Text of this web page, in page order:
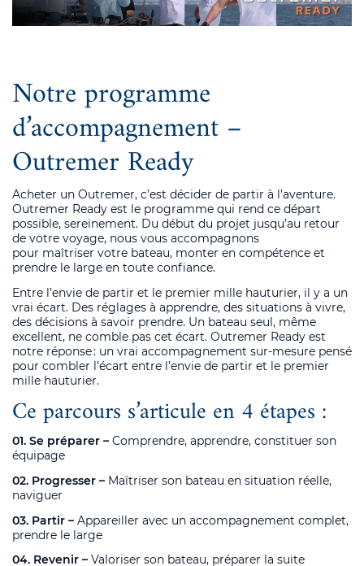
Notre programme
d’accompagnement –
Outremer Ready
Acheter un Outremer, c’est décider de partir à l’aventure.
Outremer Ready est le programme qui rend ce départ
possible, sereinement. Du début du projet jusqu’au retour
de votre voyage, nous vous accompagnons
pour maîtriser votre bateau, monter en compétence et
prendre le large en toute confiance.
Entre l’envie de partir et le premier mille hauturier, il y a un
vrai écart. Des réglages à apprendre, des situations à vivre,
des décisions à savoir prendre. Un bateau seul, même
excellent, ne comble pas cet écart. Outremer Ready est
notre réponse: un vrai accompagnement sur-mesure pensé
pour combler l’écart entre l’envie de partir et le premier
mille hauturier.
Ce parcours s’articule en 4 étapes :
01. Se préparer – Comprendre, apprendre, constituer son
équipage
02. Progresser – Maîtriser son bateau en situation réelle,
naviguer
03. Partir – Appareiller avec un accompagnement complet,
prendre le large
04. Revenir – Valoriser son bateau, préparer la suite